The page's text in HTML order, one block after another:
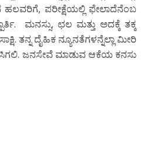
ಪರೀಕ್ಷೆಯಲ್ಲಿ ಫೇಲಾದೆನೆಂಬ
ಮನಸ್ಸು, ಛಲ ಮತ್ತು ಅದಕ್ಕೆ ತಕ್ಕ
ತನ್ನ ದೈಹಿಕ ನ್ಯೂನತೆಗಳನ್ನೆಲ್ಲಾ ಮೀರಿ
ಜನಸೇವೆ ಮಾಡುವ ಆಕೆಯ ಕನಸು